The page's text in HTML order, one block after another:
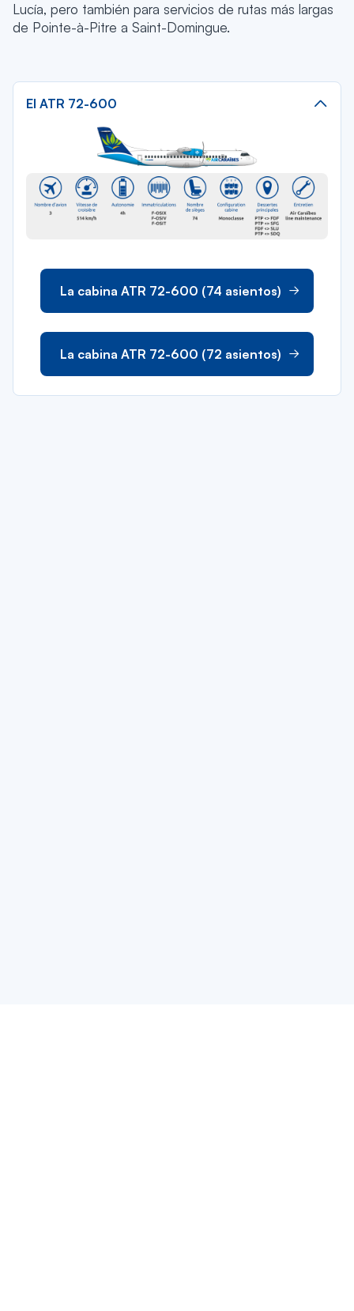
Lucía, pero también para servicios de rutas más largas
de Pointe-à-Pitre a Saint-Domingue.
El ATR 72-600
La cabina ATR 72-600 (74 asientos)
La cabina ATR 72-600 (72 asientos)